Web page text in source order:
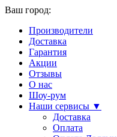
Ваш город:
Производители
Доставка
Гарантия
Акции
Отзывы
О нас
Шоу-рум
Наши сервисы ▼
Доставка
Оплата